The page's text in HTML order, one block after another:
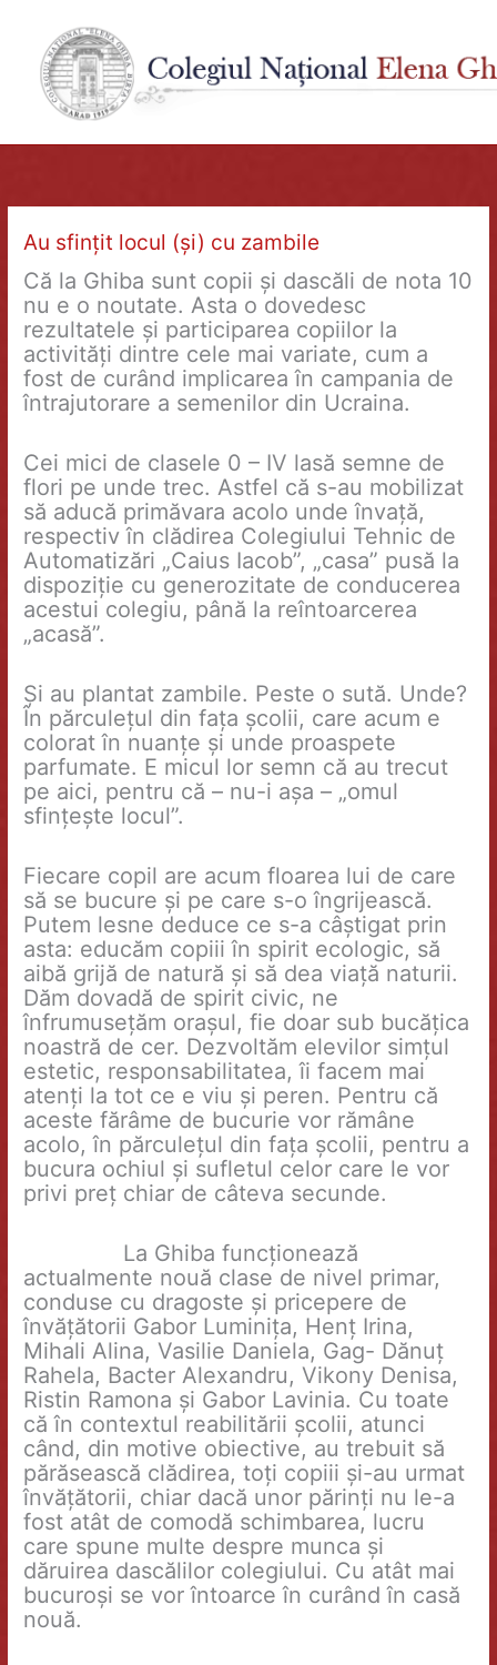
content
Au sfințit locul (și) cu zambile
Că la Ghiba sunt copii și dascăli de nota 10
nu e o noutate. Asta o dovedesc
rezultatele și participarea copiilor la
activități dintre cele mai variate, cum a
fost de curând implicarea în campania de
întrajutorare a semenilor din Ucraina.
Cei mici de clasele 0 – IV lasă semne de
flori pe unde trec. Astfel că s-au mobilizat
să aducă primăvara acolo unde învață,
respectiv în clădirea Colegiului Tehnic de
Automatizări „Caius Iacob”, „casa” pusă la
dispoziție cu generozitate de conducerea
acestui colegiu, până la reîntoarcerea
„acasă”.
Și au plantat zambile. Peste o sută. Unde?
În părculețul din fața școlii, care acum e
colorat în nuanțe și unde proaspete
parfumate. E micul lor semn că au trecut
pe aici, pentru că – nu-i așa – „omul
sfințește locul”.
Fiecare copil are acum floarea lui de care
să se bucure și pe care s-o îngrijească.
Putem lesne deduce ce s-a câștigat prin
asta: educăm copiii în spirit ecologic, să
aibă grijă de natură și să dea viață naturii.
Dăm dovadă de spirit civic, ne
înfrumusețăm orașul, fie doar sub bucățica
noastră de cer. Dezvoltăm elevilor simțul
estetic, responsabilitatea, îi facem mai
atenți la tot ce e viu și peren. Pentru că
aceste fărâme de bucurie vor rămâne
acolo, în părculețul din fața școlii, pentru a
bucura ochiul și sufletul celor care le vor
privi preț chiar de câteva secunde.
La Ghiba funcționează
actualmente nouă clase de nivel primar,
conduse cu dragoste și pricepere de
învățătorii Gabor Luminița, Henț Irina,
Mihali Alina, Vasilie Daniela, Gag- Dănuț
Rahela, Bacter Alexandru, Vikony Denisa,
Ristin Ramona și Gabor Lavinia. Cu toate
că în contextul reabilitării școlii, atunci
când, din motive obiective, au trebuit să
părăsească clădirea, toți copiii și-au urmat
învățătorii, chiar dacă unor părinți nu le-a
fost atât de comodă schimbarea, lucru
care spune multe despre munca și
dăruirea dascălilor colegiului. Cu atât mai
bucuroși se vor întoarce în curând în casă
nouă.